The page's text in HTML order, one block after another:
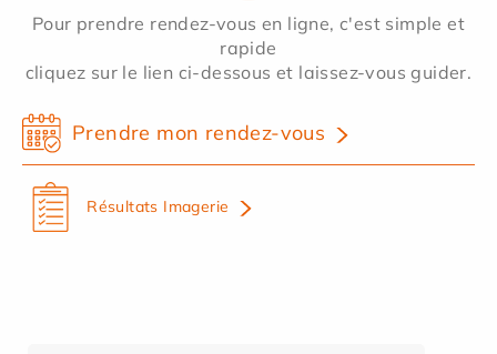
Pour prendre rendez-vous en ligne, c'est simple et
rapide
cliquez sur le lien ci-dessous et laissez-vous guider.
Prendre mon rendez-vous
Résultats Imagerie